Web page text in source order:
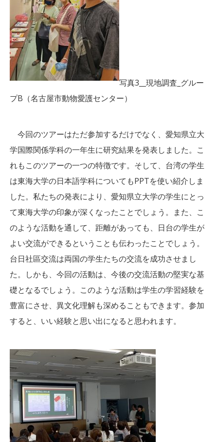
写真3__現地調査_グルー
プB（名古屋市動物愛護センター）
今回のツアーはただ参加するだけでなく、愛知県立大
学国際関係学科の一年生に研究結果を発表しました。こ
れもこのツアーの一つの特徴です。そして、台湾の学生
は東海大学の日本語学科についてもPPTを使い紹介しま
した。私たちの発表により、愛知県立大学の学生にとっ
て東海大学の印象が深くなったことでしょう。また、こ
のような活動を通して、距離があっても、日台の学生が
よい交流ができるということも伝わったことでしょう。
台日社區交流は両国の学生たちの交流を成功させまし
た。しかも、今回の活動は、今後の交流活動の堅実な基
礎となるでしょう。このような活動は学生の学習経験を
豊富にさせ、異文化理解も深めることもできます。参加
すると、いい経験と思い出になると思われます。